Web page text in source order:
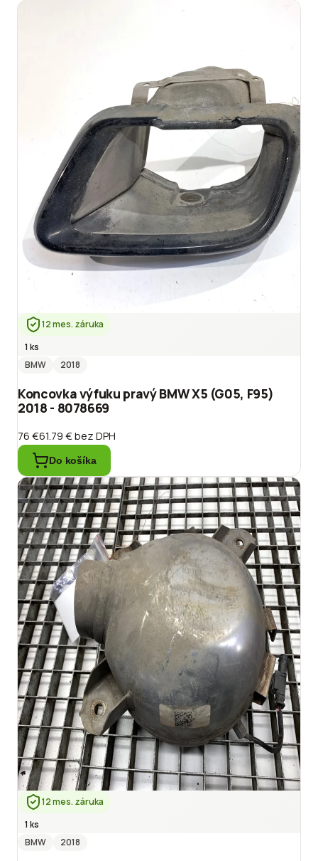
12 mes. záruka
1 ks
BMW
2018
Koncovka výfuku pravý BMW X5 (G05, F95)
2018 - 8078669
76 €61.79 €bez DPH
Do košíka
12 mes. záruka
1 ks
BMW
2018